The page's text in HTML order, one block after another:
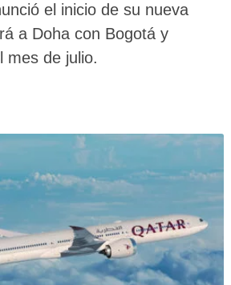
el inicio de su nueva
a Doha con Bogotá y
mes de julio.